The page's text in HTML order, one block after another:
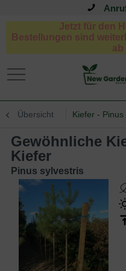
Jetzt für den
Bestellungen sind
ab
Übersicht Kiefer - Pinus
Gewöhnliche Kiefer / Föhre / Wald-
Kiefer
Pinus sylvestris